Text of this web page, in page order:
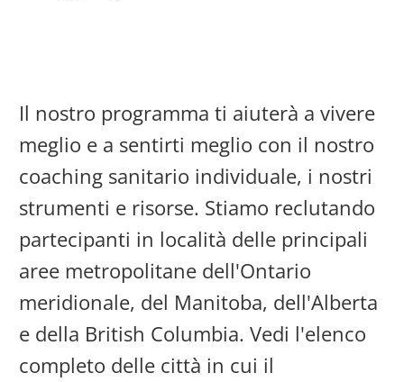
Il nostro programma ti aiuterà a vivere
meglio e a sentirti meglio con il nostro
coaching sanitario individuale, i nostri
strumenti e risorse. Stiamo reclutando
partecipanti in località delle principali
aree metropolitane dell'Ontario
meridionale, del Manitoba, dell'Alberta
e della British Columbia. Vedi l'elenco
completo delle città in cui il